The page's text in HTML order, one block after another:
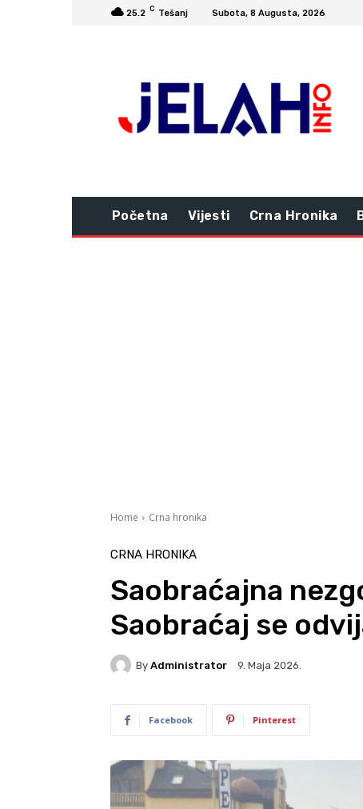
25.2 C Tešanj Subota, 8 Augusta, 2026
Početna Vijesti Crna Hronika
Home Crna hronika
CRNA HRONIKA
Saobraćajna
Saobraćaj se
By Administrator 9. Maja 2026.
Facebook Pinterest